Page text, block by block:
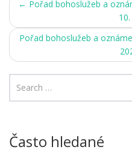
navigation
← Pořad bohoslužeb a
Pořad bohoslužeb a
Často hledané